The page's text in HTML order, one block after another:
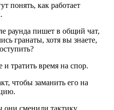
понять, как работает
раунда пишет в общий чат,
гранаты, хотя вы знаете,
и тратить время на спор.
чтобы заманить его на
сменили тактику.